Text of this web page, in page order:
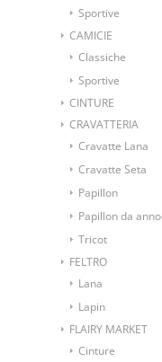
Sportive
CAMICIE
Classiche
Sportive
CINTURE
CRAVATTERIA
Cravatte Lana
Cravatte Seta
Papillon
Papillon da
Tricot
FELTRO
Lana
Lapin
FLAIRY MARKET
Cinture